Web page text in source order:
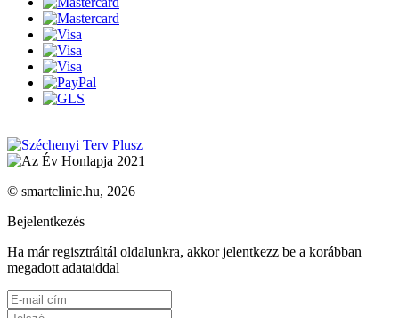
© smartclinic.hu, 2026
Bejelentkezés
Ha már regisztráltál oldalunkra, akkor jelentkezz be a korábban
megadott adataiddal